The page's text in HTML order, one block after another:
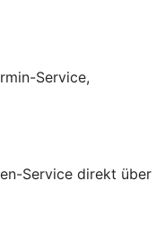
Service,
Service direkt über